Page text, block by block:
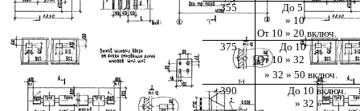
355
До 5
» 10
От 10 » 20 включ.
375
До 10
От 10 » 32
» 32 » 50 включ.
390
До 10 включ.
» 32 »